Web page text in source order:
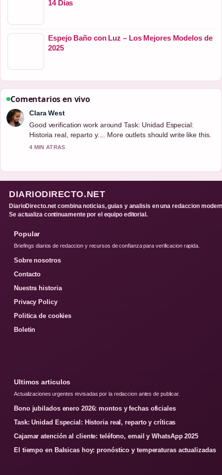
14 Días
Espejo Baño con Luz – Los Mejores Modelos de
2025
Comentarios en vivo
Clara West
Good verification work around Task: Unidad Especial:
Historia real, reparto y.... More outlets should write like this.
4 MIN ATRAS
DIARIODIRECTO.NET
DiarioDirecto.net combina noticias, guias y analisis en una redaccion
Se actualiza continuamente por el equipo editorial.
Popular
Briefings diarios de redaccion y recursos de confianza para verificacion rapida.
Sobre nosotros
Contacto
Nuestra historia
Privacy Policy
Politica de cookies
Boletin
Ultimos articulos
Actualizaciones urgentes revisadas por la redaccion antes de publicar.
Bono jubilados enero 2026: montos y fechas oficiales
Task: Unidad Especial: Historia real, reparto y críticas
Cajamar atención al cliente: teléfono, email y WhatsApp 2025
El tiempo en Balsicas hoy: pronóstico y temperaturas actualizadas